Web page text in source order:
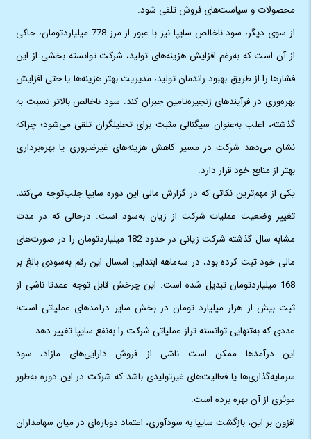
محصولات و سیاست‌های فروش تلقی شود.
از سوی دیگر، سود ناخالص سایپا نیز با عبور از مرز 778 میلیاردتومان، حاکی
از آن است که به‌رغم افزایش هزینه‌های تولید، شرکت توانسته بخشی از این
فشارها را از طریق بهبود راندمان تولید، مدیریت بهتر هزینه‌ها یا حتی افزایش
بهره‌وری در فرآیندهای زنجیره‌تامین جبران کند. سود ناخالص بالاتر نسبت به
گذشته، اغلب به‌عنوان سیگنالی مثبت برای تحلیلگران تلقی می‌شود؛ چراکه
نشان می‌دهد شرکت در مسیر کاهش هزینه‌های غیرضروری یا بهره‌برداری
بهتر از منابع خود قرار دارد.
یکی از مهم‌ترین نکاتی که در گزارش مالی این دوره سایپا جلب‌توجه می‌کند،
تغییر وضعیت عملیات شرکت از زیان به‌سود است. درحالی که در مدت
مشابه سال گذشته شرکت زیانی در حدود 182 میلیاردتومان را در صورت‌های
مالی خود ثبت کرده بود، در سه‌ماهه ابتدایی امسال این رقم به‌سودی بالغ بر
168 میلیاردتومان تبدیل شده است. این چرخش قابل ‌توجه عمدتا ناشی از
ثبت بیش از هزار میلیارد تومان در بخش سایر درآمدهای عملیاتی است؛
عددی که به‌تنهایی توانسته تراز عملیاتی شرکت را به‌نفع سایپا تغییر دهد.
این درآمدها ممکن است ناشی از فروش دارایی‌های مازاد، سود
سرمایه‌گذاری‌ها یا فعالیت‌های غیرتولیدی باشد که شرکت در این دوره به‌طور
موثری از آن بهره برده است.
افزون بر این، بازگشت سایپا به سودآوری، اعتماد دوباره‌ای در میان سهامداران